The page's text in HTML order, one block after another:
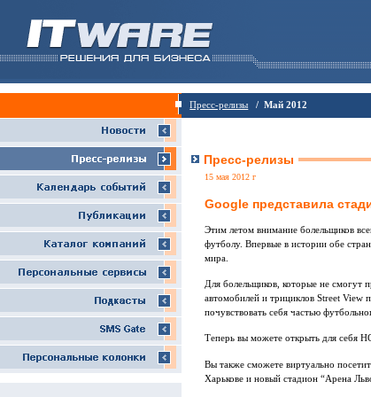
Пресс-релизы / Май 2012
Пресс-релизы
15 мая 2012 г
Google представила
Этим летом внимание болельщиков
футболу. Впервые в истории обе
мира.
Для болельщиков, которые не смогут
автомобилей и трициклов Street
почувствовать себя частью
Теперь вы можете открыть для себя
Вы также сможете виртуально
Харькове и новый стадион “Арена